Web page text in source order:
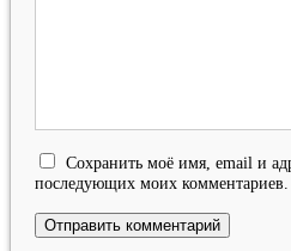
Сохранить моё имя, email и
последующих моих комментариев.